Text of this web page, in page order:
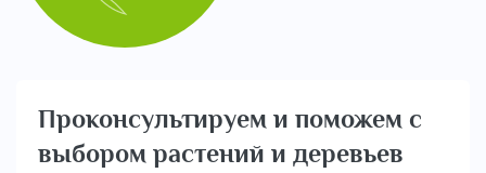
Проконсультируем и поможем с
выбором растений и деревьев